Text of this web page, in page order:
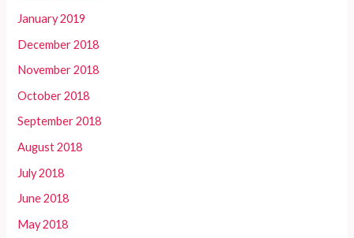
January 2019
December 2018
November 2018
October 2018
September 2018
August 2018
July 2018
June 2018
May 2018